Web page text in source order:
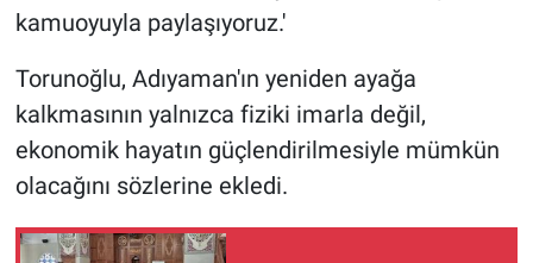
kamuoyuyla paylaşıyoruz.'
Torunoğlu, Adıyaman'ın yeniden ayağa
kalkmasının yalnızca fiziki imarla değil,
ekonomik hayatın güçlendirilmesiyle mümkün
olacağını sözlerine ekledi.